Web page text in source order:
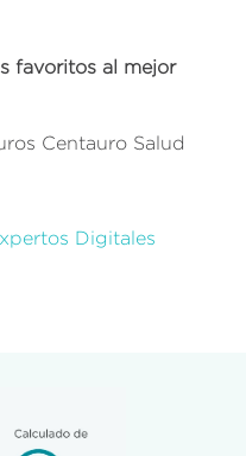
favoritos al mejor
Centauro Salud
Digitales